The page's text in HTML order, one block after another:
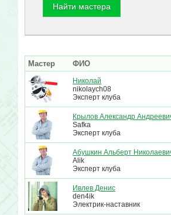
Мастер ФИО
Николай
nikolaych08
Эксперт клуба
Крылов Александр
Safka
Эксперт клуба
Абушкин Альберт
Alik
Эксперт клуба
Ивлев Денис
den4ik
Электрик-наставник